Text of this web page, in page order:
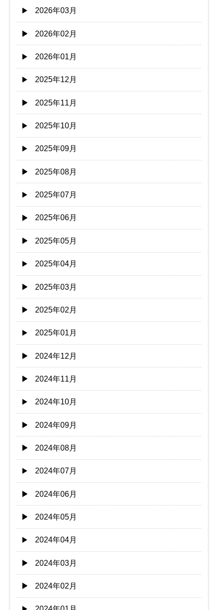
2026年03月
2026年02月
2026年01月
2025年12月
2025年11月
2025年10月
2025年09月
2025年08月
2025年07月
2025年06月
2025年05月
2025年04月
2025年03月
2025年02月
2025年01月
2024年12月
2024年11月
2024年10月
2024年09月
2024年08月
2024年07月
2024年06月
2024年05月
2024年04月
2024年03月
2024年02月